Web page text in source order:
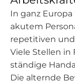
In ganz
akutem
repetitiven
Viele Stellen in
ständige
Die alternde